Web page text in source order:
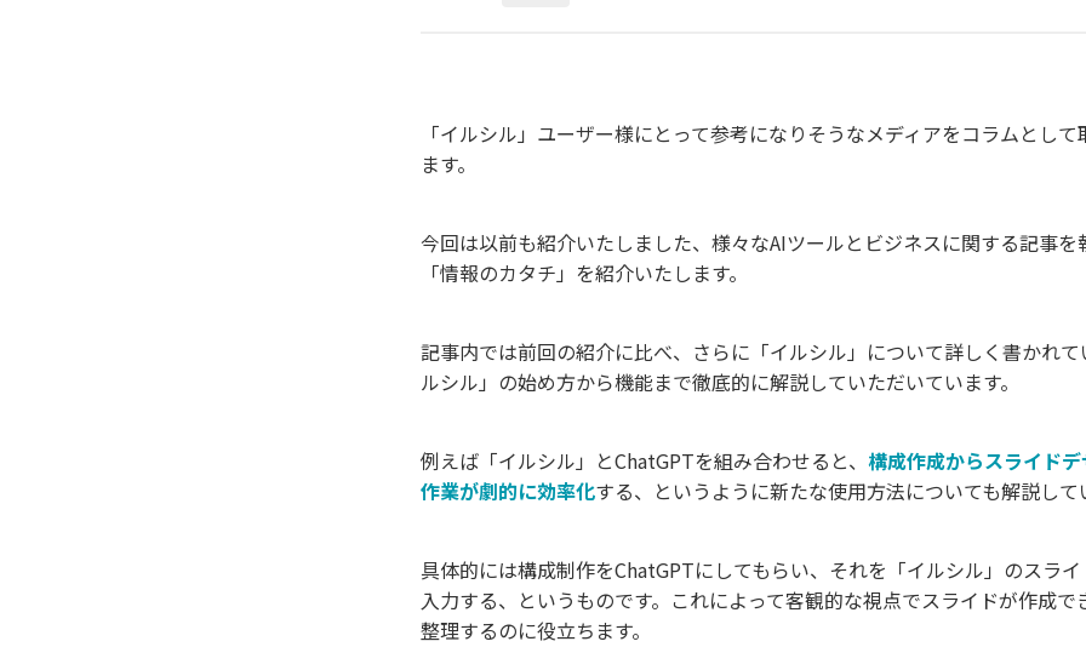
「イルシル」ユーザー様にとって参考になりそうなメディアをコラムとし
ます。
今回は以前も紹介いたしました、様々なAIツールとビジネスに関する記事を
「情報のカタチ」を紹介いたします。
記事内では前回の紹介に比べ、さらに「イルシル」について詳しく書かれて
ルシル」の始め方から機能まで徹底的に解説していただいています。
例えば「イルシル」とChatGPTを組み合わせると、 構成作成からスライド
作業が劇的に効率化する、というように新たな使用方法についても解説して
具体的には構成制作をChatGPTにしてもらい、それを「イルシル」のスラ
入力する、というものです。これによって客観的な視点でスライドが作成で
整理するのに役立ちます。